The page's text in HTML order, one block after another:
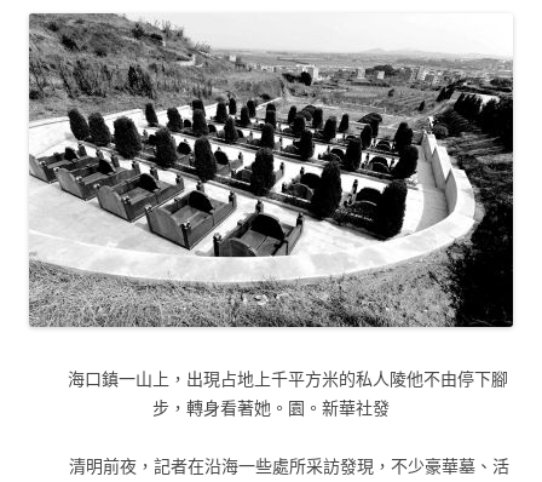
海口鎮一山上，出現占地上千平方米的私人陵他不由停下腳
步，轉身看著她。園。新華社發
清明前夜，記者在沿海一些處所采訪發現，不少豪華墓、活